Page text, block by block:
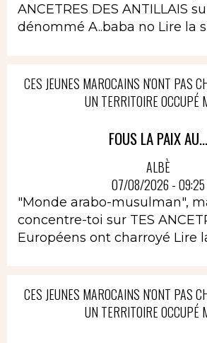
ANCETRES DES ANTILLAIS
dénommé A..baba no Lire la
CES JEUNES MAROCAINS N'ONT PAS
UN TERRITOIRE OCCUPÉ
FOUS LA PAIX AU...
ALBÈ
07/08/2026 - 09:25
"Monde arabo-musulman",
concentre-toi sur TES
Européens ont charroyé Lire
CES JEUNES MAROCAINS N'ONT PAS
UN TERRITOIRE OCCUPÉ